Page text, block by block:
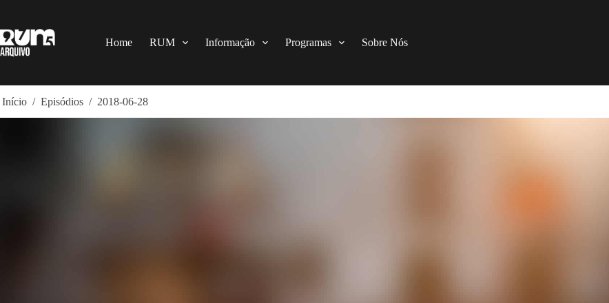
o
conteúdo
Home RUM Informação Programas Sobre Nós
Início / Episódios / 2018-06-28